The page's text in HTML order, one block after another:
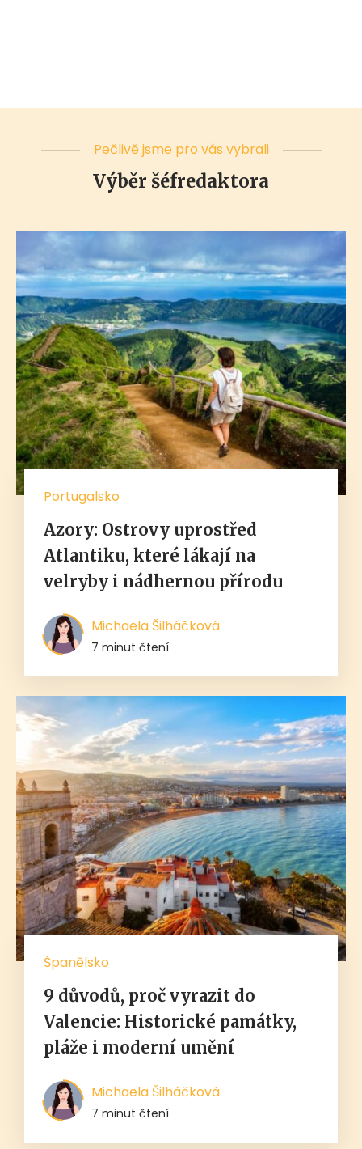
Pečlivě jsme pro vás vybrali
Výběr šéfredaktora
Portugalsko
Azory: Ostrovy uprostřed
Atlantiku, které lákají na
velryby i nádhernou přírodu
Michaela Šilháčková
7 minut čtení
Španělsko
9 důvodů, proč vyrazit do
Valencie: Historické památky,
pláže i moderní umění
Michaela Šilháčková
7 minut čtení